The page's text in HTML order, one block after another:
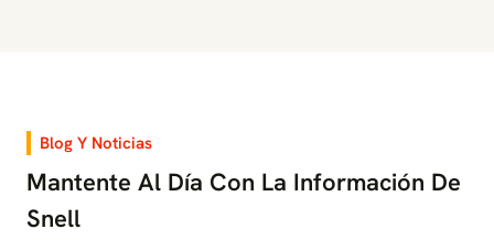
Blog Y Noticias
Mantente Al Día Con La Información De
Snell